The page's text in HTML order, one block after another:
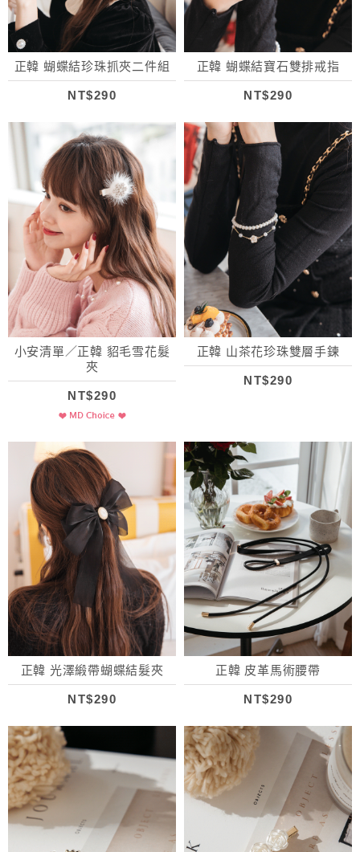
正韓 蝴蝶結珍珠抓夾二件組
NT$290
正韓 蝴蝶結寶石雙排戒指
NT$290
小安清單／正韓 貂毛雪花髮
夾
NT$290
正韓 山茶花珍珠雙層手鍊
NT$290
正韓 光澤緞帶蝴蝶結髮夾
NT$290
正韓 皮革馬術腰帶
NT$290